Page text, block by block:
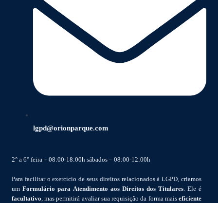
lgpd@orionparque.com
2° a 6° feira – 08:00-18:00h sábados – 08:00-12:00h
Para facilitar o exercício de seus direitos relacionados à LGPD, criamos
um Formulário para Atendimento aos Direitos dos Titulares. Ele é
facultativo, mas permitirá avaliar sua requisição da forma mais eficiente